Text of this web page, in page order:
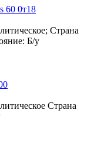
60 0т18
Страна
Б/у
Страна